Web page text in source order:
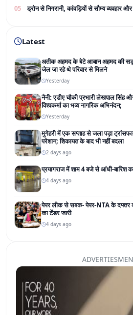
05 ड्रोन से निगरानी, कांवड़ियों से सौम्य व्यवहार
Latest
अतीक अहमद के बेटे आबान अहमद की
जेल जा रहे थे परिवार से मिलने
Yesterday
नैनी: एडीए चौकी प्रभारी लेखपाल सिंह
विश्वकर्मा का भव्य नागरिक अभिनंदन;
Yesterday
मुगेहरी में एक सप्ताह से जला पड़ा
परेशान; शिकायत के बाद भी नहीं बदला
2 days ago
प्रयागराज में शाम 4 बजे से आंधी-बारिश
4 days ago
पेपर लीक से सबक- पेपर-NTA के दफ्तर
का टेंडर जारी
4 days ago